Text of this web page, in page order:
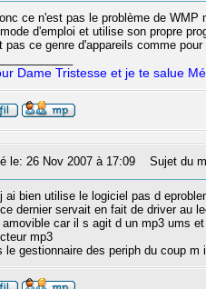
ce n'est pas le problème de
d'emploi et utilise son propre
pas ce genre d'appareils comme
Dame Tristesse et je te salue
le: 26 Nov 2007 à 17:09 Sujet du
ai bien utilise le logiciel pas d
dernier servait en fait de driver au
amovible car il s agit d un mp3 ums
mp3
le gestionnaire des periph du coup